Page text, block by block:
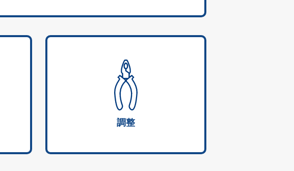
調整